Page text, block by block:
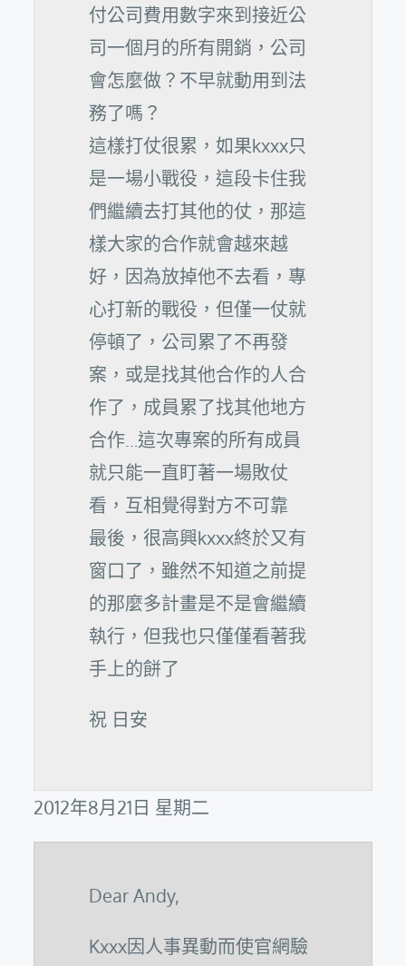
付公司費用數字來到接近公
司一個月的所有開銷，公司
會怎麼做？不早就動用到法
務了嗎？
這樣打仗很累，如果kxxx只
是一場小戰役，這段卡住我
們繼續去打其他的仗，那這
樣大家的合作就會越來越
好，因為放掉他不去看，專
心打新的戰役，但僅一仗就
停頓了，公司累了不再發
案，或是找其他合作的人合
作了，成員累了找其他地方
合作…這次專案的所有成員
就只能一直盯著一場敗仗
看，互相覺得對方不可靠
最後，很高興kxxx終於又有
窗口了，雖然不知道之前提
的那麼多計畫是不是會繼續
執行，但我也只僅僅看著我
手上的餅了
祝 日安
2012年8月21日 星期二
Dear Andy,
Kxxx因人事異動而使官網驗